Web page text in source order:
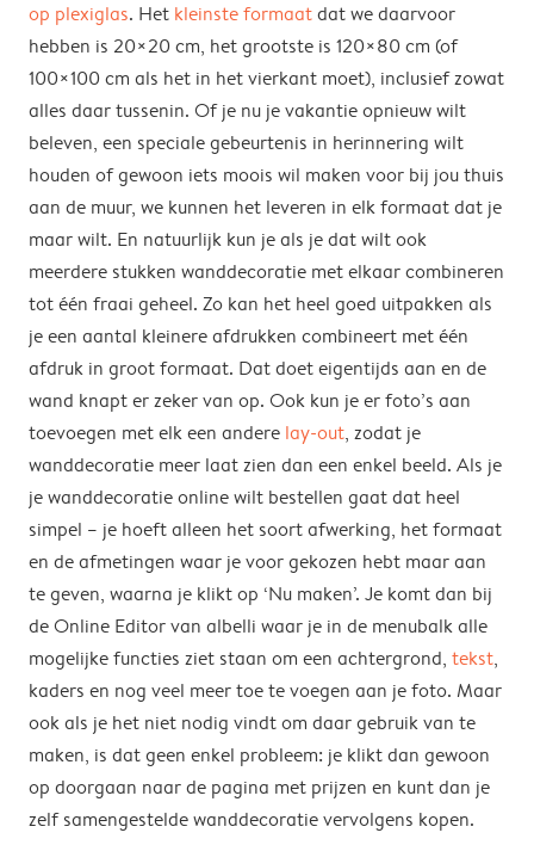
op plexiglas. Het kleinste formaatdat we daarvoor
hebben is 20×20 cm, het grootste is 120×80 cm (of
100×100 cm als het in het vierkant moet), inclusief zowat
alles daar tussenin. Of je nu je vakantie opnieuw wilt
beleven, een speciale gebeurtenis in herinnering wilt
houden of gewoon iets moois wil maken voor bij jou thuis
aan de muur, we kunnen het leveren in elk formaat dat je
maar wilt. En natuurlijk kun je als je dat wilt ook
meerdere stukken wanddecoratie met elkaar combineren
tot één fraai geheel. Zo kan het heel goed uitpakken als
je een aantal kleinere afdrukken combineert met één
afdruk in groot formaat. Dat doet eigentijds aan en de
wand knapt er zeker van op. Ook kun je er foto’s aan
toevoegen met elk een andere lay-out, zodat je
wanddecoratie meer laat zien dan een enkel beeld. Als je
je wanddecoratie online wilt bestellen gaat dat heel
simpel – je hoeft alleen het soort afwerking, het formaat
en de afmetingen waar je voor gekozen hebt maar aan
te geven, waarna je klikt op ‘Nu maken’. Je komt dan bij
de Online Editor van albelli waar je in de menubalk alle
mogelijke functies ziet staan om een achtergrond, tekst,
kaders en nog veel meer toe te voegen aan je foto. Maar
ook als je het niet nodig vindt om daar gebruik van te
maken, is dat geen enkel probleem: je klikt dan gewoon
op doorgaan naar de pagina met prijzen en kunt dan je
zelf samengestelde wanddecoratie vervolgens kopen.